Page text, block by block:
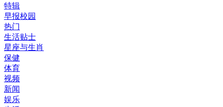
特辑
早报校园
热门
生活贴士
星座与生肖
保健
体育
视频
新闻
娱乐